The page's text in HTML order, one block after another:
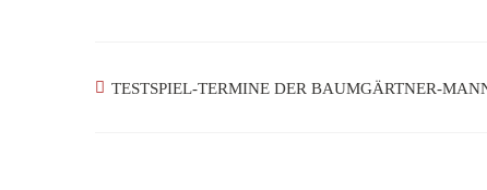
TESTSPIEL-TERMINE DER BAUMGÄRTNER-